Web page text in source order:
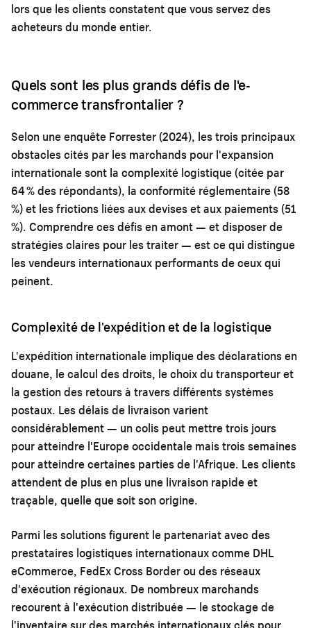
lors que les clients constatent que vous servez des
acheteurs du monde entier.
Quels sont les plus grands défis de l'e-
commerce transfrontalier ?
Selon une enquête Forrester (2024), les trois principaux
obstacles cités par les marchands pour l'expansion
internationale sont la complexité logistique (citée par
64 % des répondants), la conformité réglementaire (58
%) et les frictions liées aux devises et aux paiements (51
%). Comprendre ces défis en amont — et disposer de
stratégies claires pour les traiter — est ce qui distingue
les vendeurs internationaux performants de ceux qui
peinent.
Complexité de l'expédition et de la logistique
L'expédition internationale implique des déclarations en
douane, le calcul des droits, le choix du transporteur et
la gestion des retours à travers différents systèmes
postaux. Les délais de livraison varient
considérablement — un colis peut mettre trois jours
pour atteindre l'Europe occidentale mais trois semaines
pour atteindre certaines parties de l'Afrique. Les clients
attendent de plus en plus une livraison rapide et
traçable, quelle que soit son origine.
Parmi les solutions figurent le partenariat avec des
prestataires logistiques internationaux comme DHL
eCommerce, FedEx Cross Border ou des réseaux
d'exécution régionaux. De nombreux marchands
recourent à l'exécution distribuée — le stockage de
l'inventaire sur des marchés internationaux clés pour